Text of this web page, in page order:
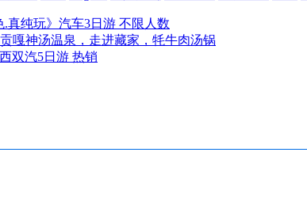
真纯玩》汽车3日游 不限人数
嘎神汤温泉，走进藏家，牦牛肉汤锅
双汽5日游 热销